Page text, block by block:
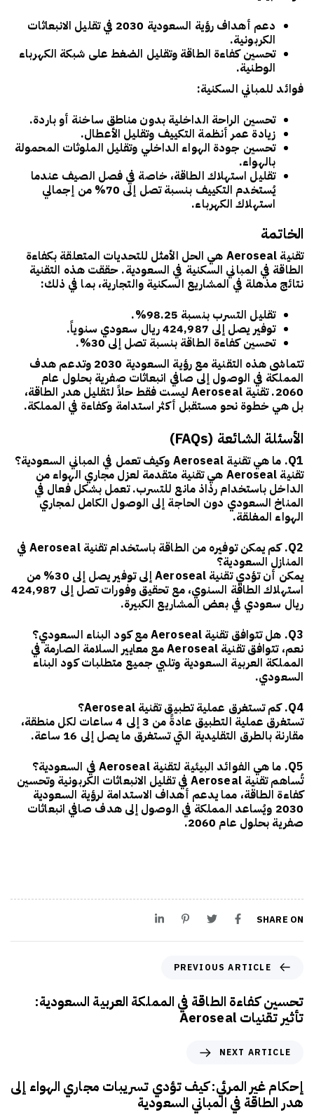
دعم أهداف رؤية السعودية 2030
في تقليل الانبعاثات
الكربونية.
تحسين كفاءة الطاقة وتقليل الضغط على شبكة الكهرباء
الوطنية.
فوائد للمباني السكنية:
تحسين الراحة الداخلية بدون مناطق ساخنة أو باردة.
زيادة عمر أنظمة التكييف وتقليل الأعطال.
تحسين جودة الهواء الداخلي وتقليل الملوثات المحمولة
بالهواء.
تقليل استهلاك الطاقة، خاصة في فصل الصيف عندما
يُستخدم التكييف بنسبة تصل إلى 70% من إجمالي
استهلاك الكهرباء.
الخاتمة
تقنية Aeroseal
هي الحل الأمثل للتحديات المتعلقة بكفاءة
الطاقة في المباني السكنية في السعودية. حققت هذه التقنية
نتائج مذهلة في المشاريع السكنية والتجارية، بما في ذلك:
تقليل التسرب بنسبة 98.25%.
توفير يصل إلى 424,987 ريال سعودي سنوياً.
تحسين كفاءة الطاقة بنسبة تصل إلى 30%.
تتماشى هذه التقنية معرؤية السعودية 2030
وتدعم هدف
المملكة في الوصول إلى صافي انبعاثات صفرية بحلول عام
2060. تقنية Aeroseal
ليست فقط حلاً لتقليل هدر الطاقة،
بل هي خطوة نحو مستقبل أكثر استدامة وكفاءة في المملكة.
الأسئلة الشائعة (FAQs)
Q1. ما هي تقنية Aeroseal وكيف تعمل في المباني السعودية؟
تقنية Aeroseal هي تقنية متقدمة لعزل مجاري الهواء من
الداخل باستخدام رذاذ مانع للتسرب. تعمل بشكل فعال في
المناخ السعودي دون الحاجة إلى الوصول الكامل لمجاري
الهواء المغلقة.
Q2. كم يمكن توفيره من الطاقة باستخدام تقنية Aeroseal في
المنازل السعودية؟
يمكن أن تؤدي تقنية Aeroseal إلى توفير يصل إلى 30% من
استهلاك الطاقة السنوي، مع تحقيق وفورات تصل إلى 424,987
ريال سعودي في بعض المشاريع الكبيرة.
Q3. هل تتوافق تقنية Aeroseal مع كود البناء السعودي؟
نعم، تتوافق تقنية Aeroseal مع معايير السلامة الصارمة في
المملكة العربية السعودية وتلبي جميع متطلبات كود البناء
السعودي.
Q4. كم تستغرق عملية تطبيق تقنية Aeroseal؟
تستغرق عملية التطبيق عادةً من 3 إلى 4 ساعات لكل منطقة،
مقارنة بالطرق التقليدية التي تستغرق ما يصل إلى 16 ساعة.
Q5. ما هي الفوائد البيئية لتقنية Aeroseal في السعودية؟
تُساهم تقنية Aeroseal في تقليل الانبعاثات الكربونية وتحسين
كفاءة الطاقة، مما يدعم أهداف الاستدامة لرؤية السعودية
2030 ويُساعد المملكة في الوصول إلى هدف صافي انبعاثات
صفرية بحلول عام 2060.
SHARE ON
PREVIOUS ARTICLE
تحسين كفاءة الطاقة في المملكة العربية السعودية:
تأثير تقنيات Aeroseal
NEXT ARTICLE
إحكام غير المرئي: كيف تؤدي تسريبات مجاري الهواء إلى
هدر الطاقة في المباني السعودية